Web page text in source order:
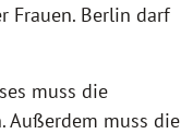
Frauen. Berlin darf
muss die
Außerdem muss die